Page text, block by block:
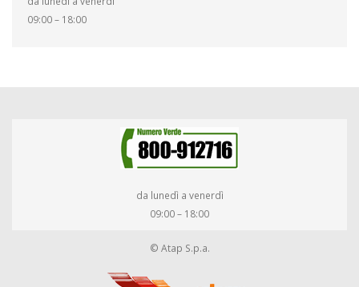
09:00 – 18:00
da lunedì a venerdì
09:00 – 18:00
© Atap S.p.a.